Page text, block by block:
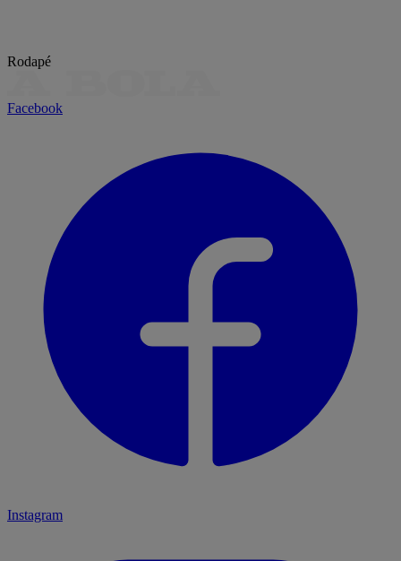
Rodapé
Facebook
Instagram